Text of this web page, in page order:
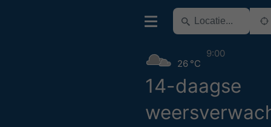
14-daagse
26 °C
9:00